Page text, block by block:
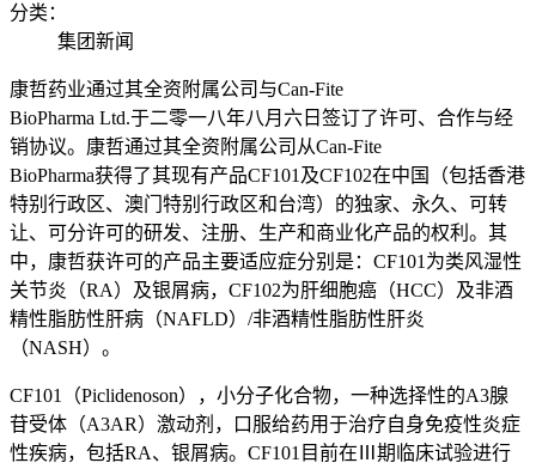
分类：
集团新闻
康哲药业通过其全资附属公司与Can-Fite
BioPharma Ltd.于二零一八年八月六日签订了许可、合作与经
销协议。康哲通过其全资附属公司从Can-Fite
BioPharma获得了其现有产品CF101及CF102在中国（包括香港
特别行政区、澳门特别行政区和台湾）的独家、永久、可转
让、可分许可的研发、注册、生产和商业化产品的权利。其
中，康哲获许可的产品主要适应症分别是：CF101为类风湿性
关节炎（RA）及银屑病，CF102为肝细胞癌（HCC）及非酒
精性脂肪性肝病（NAFLD）/非酒精性脂肪性肝炎
（NASH）。
CF101（Piclidenoson），小分子化合物，一种选择性的A3腺
苷受体（A3AR）激动剂，口服给药用于治疗自身免疫性炎症
性疾病，包括RA、银屑病。CF101目前在Ⅲ期临床试验进行